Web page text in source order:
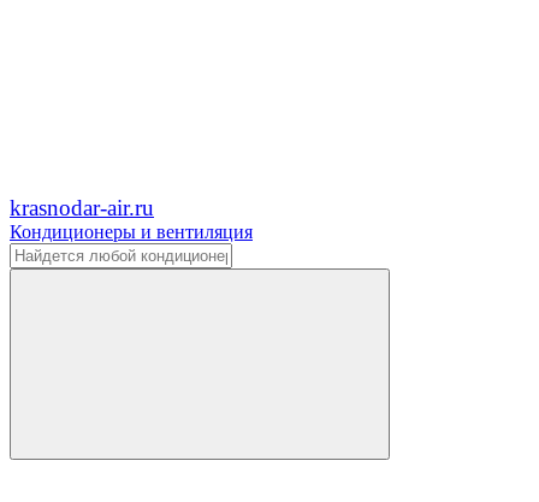
krasnodar-air.ru
Кондиционеры и вентиляция